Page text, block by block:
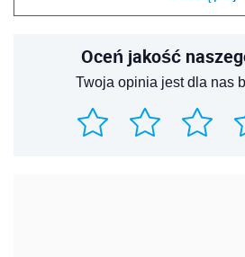
Oceń jakość
Twoja opinia jest dla nas